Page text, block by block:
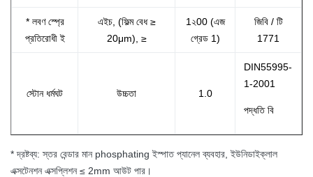
* লবণ স্প্রে
প্রতিরোধী ই
এইচ, (ফিল্ম বেধ ≥
20μm), ≥
1২00 (এজ
গ্রেড 1)
জিবি / টি
1771
স্টোন ধর্মঘট উচ্চতা 1.0
DIN55995-
1-2001
পদ্ধতি বি
* দ্রষ্টব্য: স্তর বেন্ডার মান phosphating ইস্পাত প্যানেল ব্যবহার, ইউনিডাইক্লাল
এক্সটেনশন এক্সপ্লিশন ≤ 2mm আউট পার।